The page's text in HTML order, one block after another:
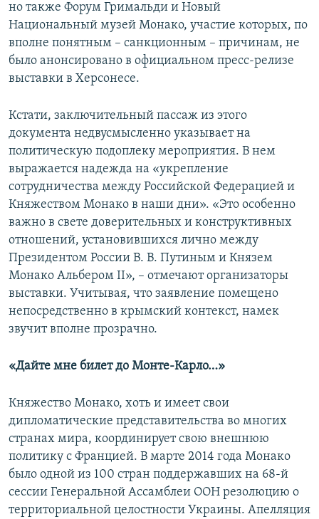
но также Форум Гримальди и Новый
Национальный музей Монако, участие которых, по
вполне понятным – санкционным – причинам, не
было анонсировано в официальном пресс-релизе
выставки в Херсонесе.
Кстати, заключительный пассаж из этого
документа недвусмысленно указывает на
политическую подоплеку мероприятия. В нем
выражается надежда на «укрепление
сотрудничества между Российской Федерацией и
Княжеством Монако в наши дни». «Это особенно
важно в свете доверительных и конструктивных
отношений, установившихся лично между
Президентом России В. В. Путиным и Князем
Монако Альбером II», – отмечают организаторы
выставки. Учитывая, что заявление помещено
непосредственно в крымский контекст, намек
звучит вполне прозрачно.
«Дайте мне билет до Монте-Карло…»
Княжество Монако, хоть и имеет свои
дипломатические представительства во многих
странах мира, координирует свою внешнюю
политику с Францией. В марте 2014 года Монако
было одной из 100 стран поддержавших на 68-й
сессии Генеральной Ассамблеи ООН резолюцию о
территориальной целостности Украины. Апелляция